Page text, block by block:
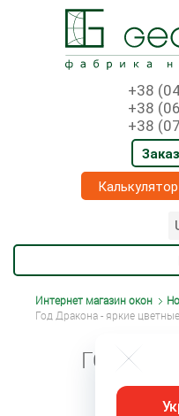
+38
+38
+38
Калькулятор
Интернет магазин окон
Год Дракона - яркие
ГОД